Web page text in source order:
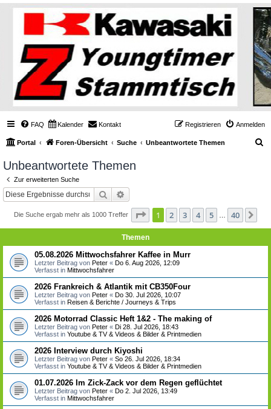
FAQ Kalender Kontakt Anmelden
Registrieren
Portal Foren-Übersicht Suche Unbeantwortete Themen
Unbeantwortete Themen
Zur erweiterten Suche
Suche
Die Suche ergab mehr als 1000 Treffer Seite 1von 40
1 2 3 4 5 40
Themen
05.08.2026 Mittwochsfahrer Kaffee in Murr
Letzter Beitrag von Peter « Do 6. Aug 2026, 12:09
Verfasst in Mittwochsfahrer
2026 Frankreich & Atlantik mit CB350Four
Letzter Beitrag von Peter « Do 30. Jul 2026, 10:07
Verfasst in Reisen & Berichte / Journeys & Trips
2026 Motorrad Classic Heft 1&2 - The making of
Letzter Beitrag von Peter « Di 28. Jul 2026, 18:43
Verfasst in Youtube & TV & Videos & Bilder & Printmedien
2026 Interview durch Kiyoshi
Letzter Beitrag von Peter « So 26. Jul 2026, 18:34
Verfasst in Youtube & TV & Videos & Bilder & Printmedien
01.07.2026 Im Zick-Zack vor dem Regen geflüchtet
Letzter Beitrag von Peter « Do 2. Jul 2026, 13:49
Verfasst in Mittwochsfahrer